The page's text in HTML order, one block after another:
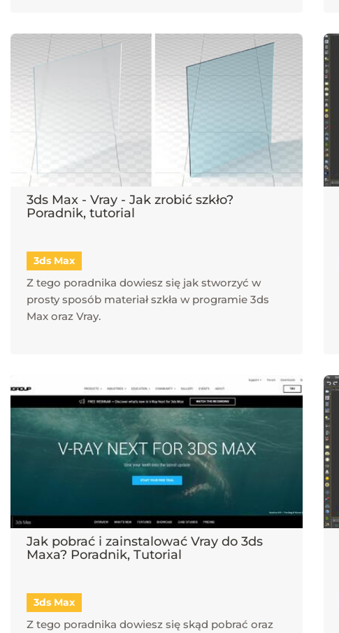
3ds Max - Vray - Jak zrobić szkło?
Poradnik, tutorial
3ds Max
Z tego poradnika dowiesz się jak stworzyć w
prosty sposób materiał szkła w programie 3ds
Max oraz Vray.
Jak pobrać i zainstalować Vray do 3ds
Maxa? Poradnik, Tutorial
3ds Max
Z tego poradnika dowiesz się skąd pobrać oraz